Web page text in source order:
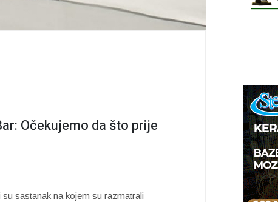
Očekujemo da što prije
sastanak na kojem su razmatrali